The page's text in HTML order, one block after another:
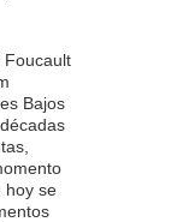
Foucault
Bajos
hoy se